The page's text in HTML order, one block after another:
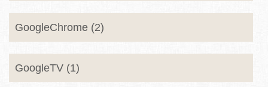
GoogleChrome (2)
GoogleTV (1)